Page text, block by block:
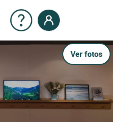
Ver fotos